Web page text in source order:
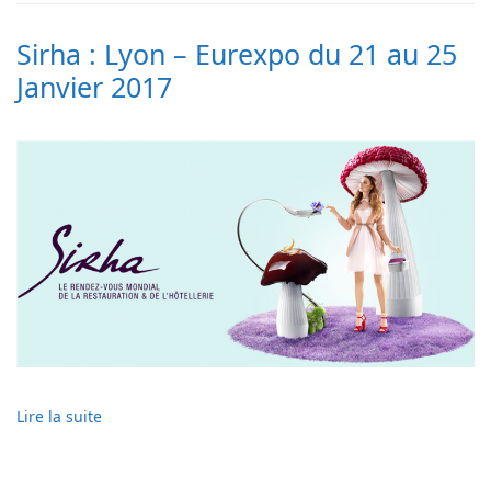
Sirha : Lyon – Eurexpo du 21 au 25
Janvier 2017
Lire la suite